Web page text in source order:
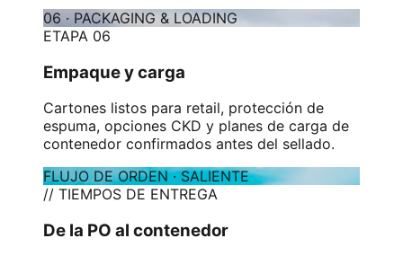
06 · PACKAGING & LOADING
ETAPA 06
Empaque y carga
Cartones listos para retail, protección de
espuma, opciones CKD y planes de carga de
contenedor confirmados antes del sellado.
FLUJO DE ORDEN · SALIENTE
// TIEMPOS DE ENTREGA
De la PO al contenedor